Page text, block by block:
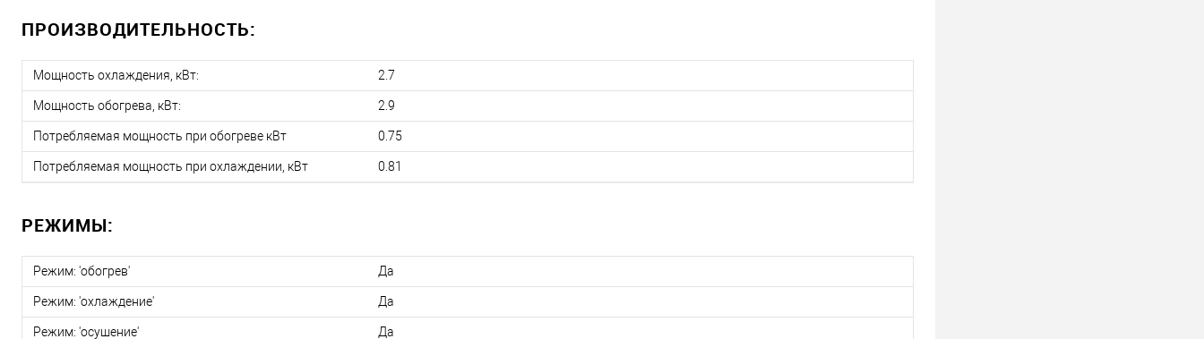
ПРОИЗВОДИТЕЛЬНОСТЬ:
Мощность охлаждения, кВт: 2.7
Мощность обогрева, кВт: 2.9
Потребляемая мощность при обогреве кВт 0.75
Потребляемая мощность при охлаждении, кВт 0.81
РЕЖИМЫ:
Режим: 'обогрев' Да
Режим: 'охлаждение' Да
Режим: 'осушение' Да